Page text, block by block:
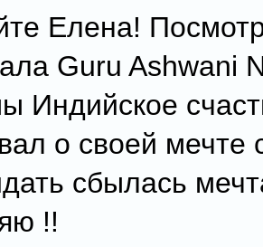
Елена!
Guru Ashwani
Индийское
о своей мечте
сбылась
!!